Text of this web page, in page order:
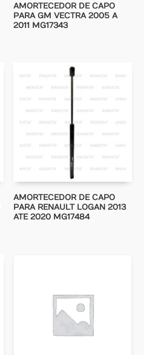
AMORTECEDOR DE CAPO
PARA GM VECTRA 2005 A
2011 MG17343
AMORTECEDOR DE CAPO
PARA RENAULT LOGAN 2013
ATE 2020 MG17484